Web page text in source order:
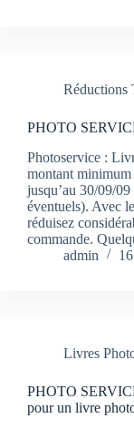
Réductions
PHOTO
Photoservice :
montant
jusqu’au 30/09/
éventuels). Avec
réduisez
commande.
admin
Livres
PHOTO
pour un livre